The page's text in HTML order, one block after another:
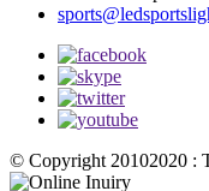
© Copyright 20102020 :